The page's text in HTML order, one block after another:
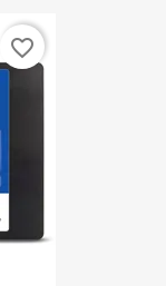
favorite_border